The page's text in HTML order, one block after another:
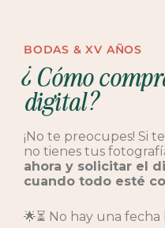
BODAS & XV AÑOS
¿Cómo
digital?
¡No te preocupes! Si
no tienes tus
ahora y solicitar el
cuando todo esté
🌟⏳ No hay una